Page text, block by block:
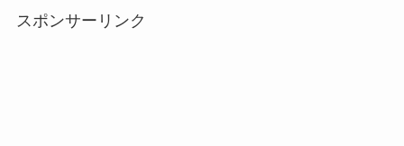
スポンサーリンク